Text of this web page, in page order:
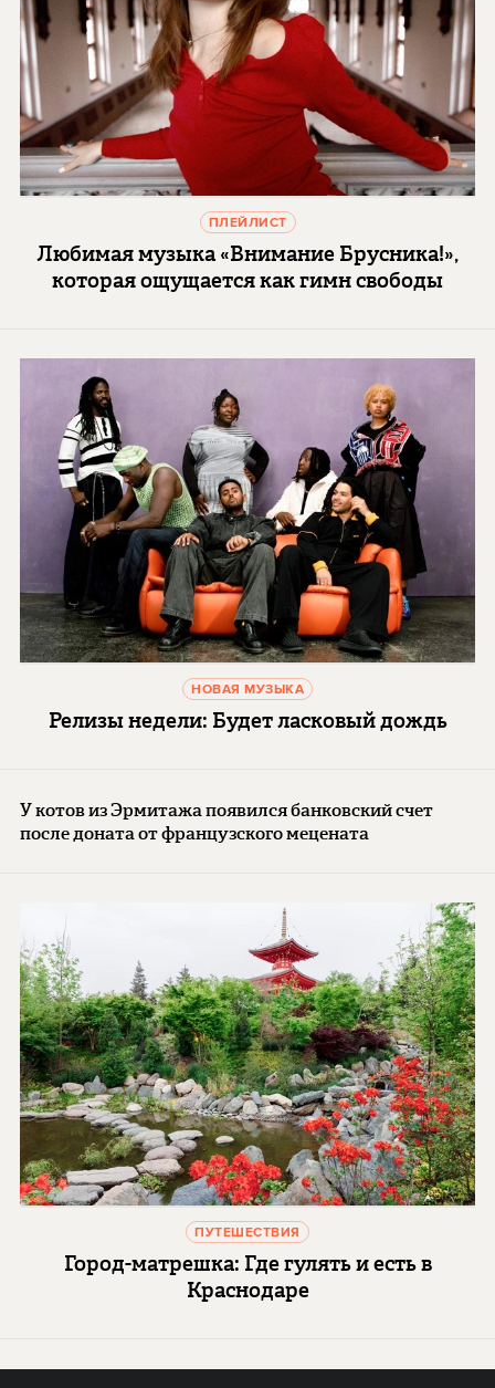
ПЛЕЙЛИСТ
Любимая музыка «Внимание Брусника!»,
которая ощущается как гимн свободы
НОВАЯ МУЗЫКА
Релизы недели: Будет ласковый дождь
У котов из Эрмитажа появился банковский счет
после доната от французского мецената
ПУТЕШЕСТВИЯ
Город-матрешка: Где гулять и есть в
Краснодаре